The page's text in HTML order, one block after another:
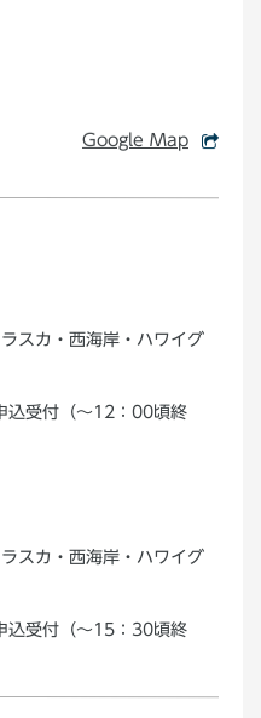
Google Map
カ・西海岸・ハワイグ
受付（～12：00頃終
カ・西海岸・ハワイグ
受付（～15：30頃終